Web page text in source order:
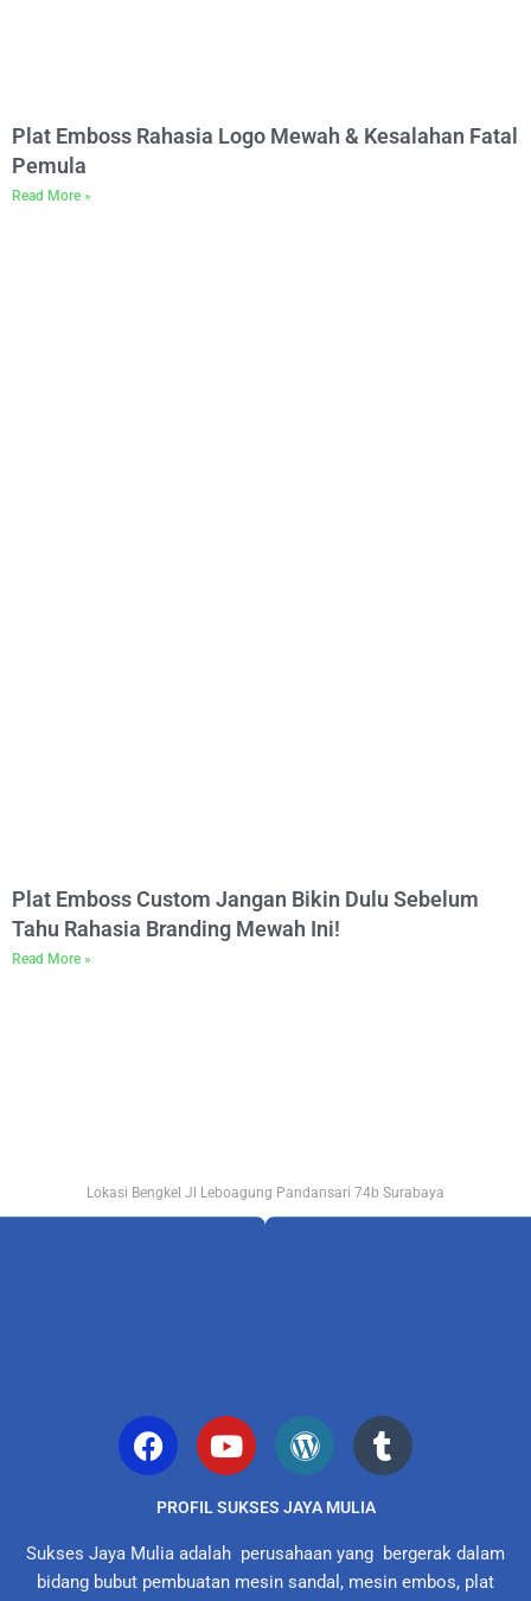
Plat Emboss Rahasia Logo Mewah & Kesalahan Fatal
Pemula
Read More »
Plat Emboss Custom Jangan Bikin Dulu Sebelum
Tahu Rahasia Branding Mewah Ini!
Read More »
Lokasi Bengkel Jl Leboagung Pandansari 74b Surabaya
PROFIL SUKSES JAYA MULIA
Sukses Jaya Mulia adalah perusahaan yang bergerak dalam
bidang bubut pembuatan mesin sandal, mesin embos, plat